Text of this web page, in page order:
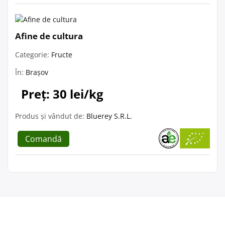
Afine de cultura
Categorie: Fructe
În: Brașov
Preț: 30 lei/kg
Produs și vândut de: Bluerey S.R.L.
Comandă